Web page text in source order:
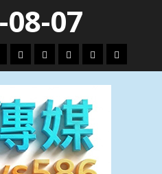
07
娛
樂
劇
政
治
國
際
運
動
生
活